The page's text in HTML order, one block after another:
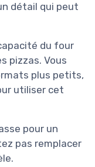
détail qui peut
du four
pizzas. Vous
plus petits,
utiliser cet
pour un
pas remplacer